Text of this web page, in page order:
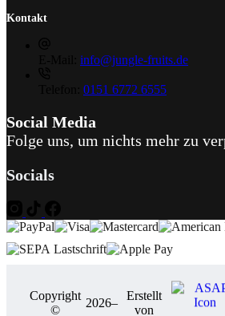
Kontakt
info@jungle-fruits.de
0151 6772 6555
Social Media
Folge uns, um nichts mehr zu
Socials
Copyright
©
2026–
Erstellt
von